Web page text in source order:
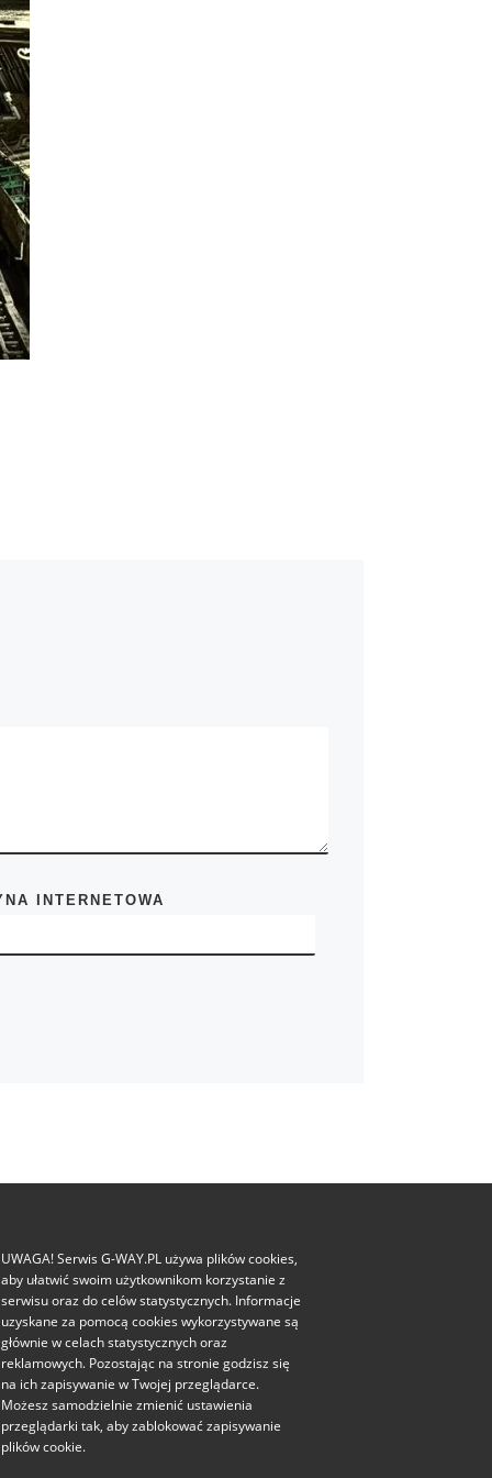
INTERNETOWA
UWAGA! Serwis G-WAY.PL używa plików cookies,
aby ułatwić swoim użytkownikom korzystanie z
serwisu oraz do celów statystycznych. Informacje
uzyskane za pomocą cookies wykorzystywane są
głównie w celach statystycznych oraz
reklamowych. Pozostając na stronie godzisz się
na ich zapisywanie w Twojej przeglądarce.
Możesz samodzielnie zmienić ustawienia
przeglądarki tak, aby zablokować zapisywanie
plików cookie.